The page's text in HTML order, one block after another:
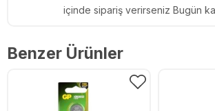
içinde sipariş verirseniz Bugün
Benzer Ürünler